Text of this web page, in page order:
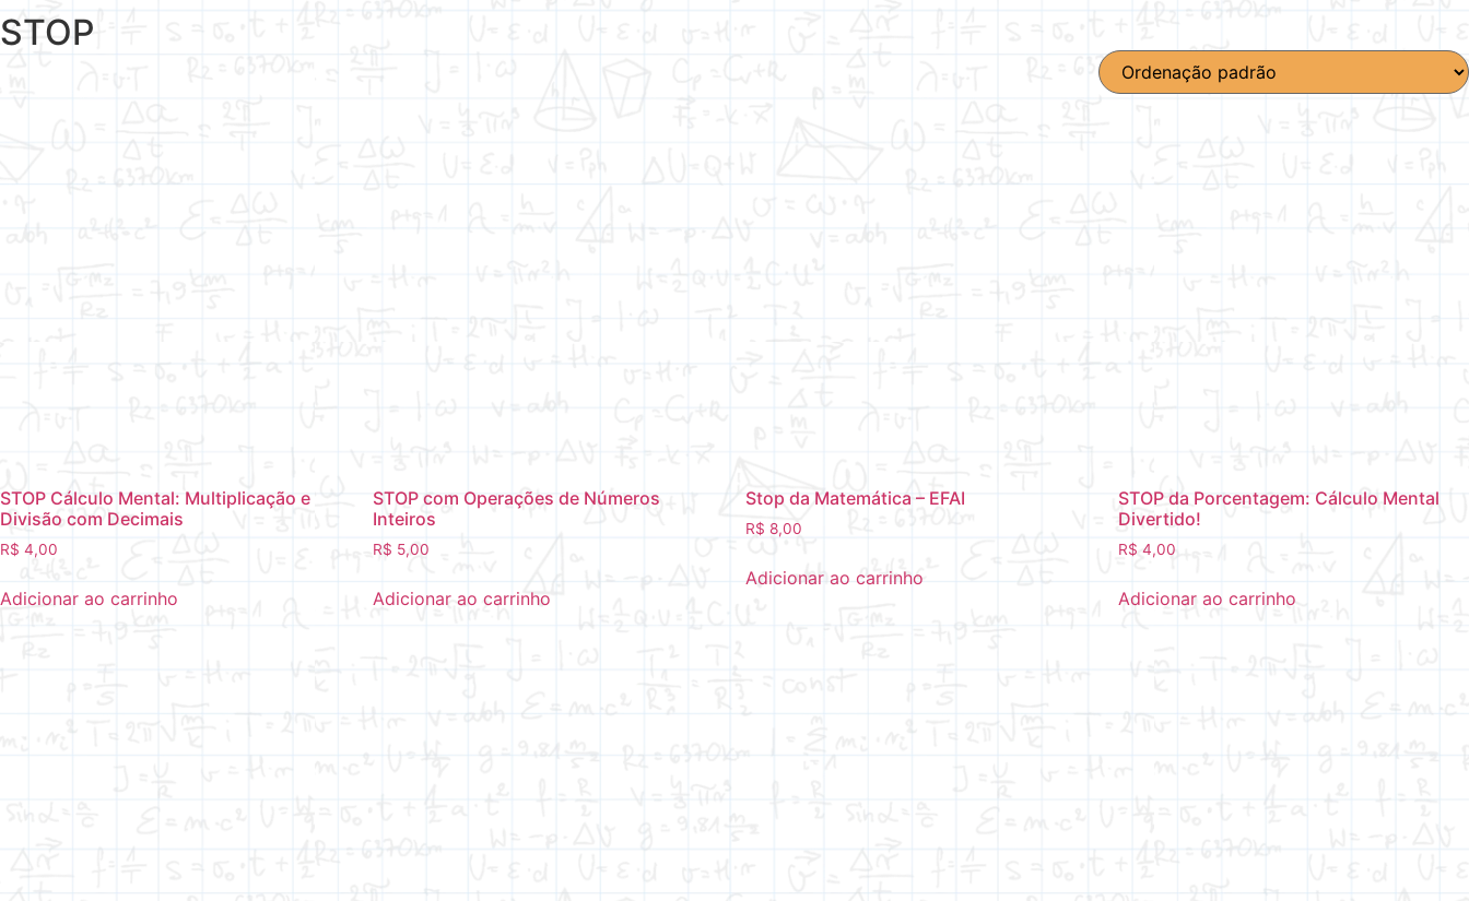
STOP
STOP Cálculo Mental: Multiplicação e
Divisão com Decimais
R$ 4,00
Adicionar ao carrinho
STOP com Operações de Números
Inteiros
R$ 5,00
Adicionar ao carrinho
Stop da Matemática – EFAI
R$ 8,00
Adicionar ao carrinho
STOP da Porcentagem: Cálculo Mental
Divertido!
R$ 4,00
Adicionar ao carrinho